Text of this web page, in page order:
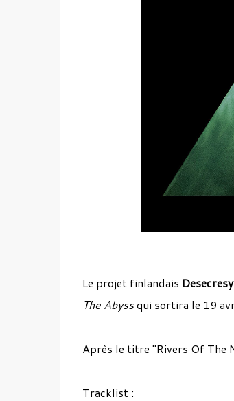
Le projet finlandais Desecresy
The Abyssqui sortira le 19
Après le titre "Rivers Of The
Tracklist :